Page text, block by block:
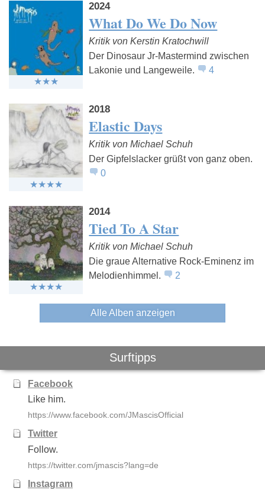
2024
What Do We Do Now
Kritik von Kerstin Kratochwill
Der Dinosaur Jr-Mastermind zwischen
Lakonie und Langeweile.
4
2018
Elastic Days
Kritik von Michael Schuh
Der Gipfelslacker grüßt von ganz oben.
0
2014
Tied To A Star
Kritik von Michael Schuh
Die graue Alternative Rock-Eminenz im
Melodienhimmel.
2
Alle Alben anzeigen
Surftipps
Facebook
Like him.
https://www.facebook.com/JMascisOfficial
Twitter
Follow.
https://twitter.com/jmascis?lang=de
Instagram